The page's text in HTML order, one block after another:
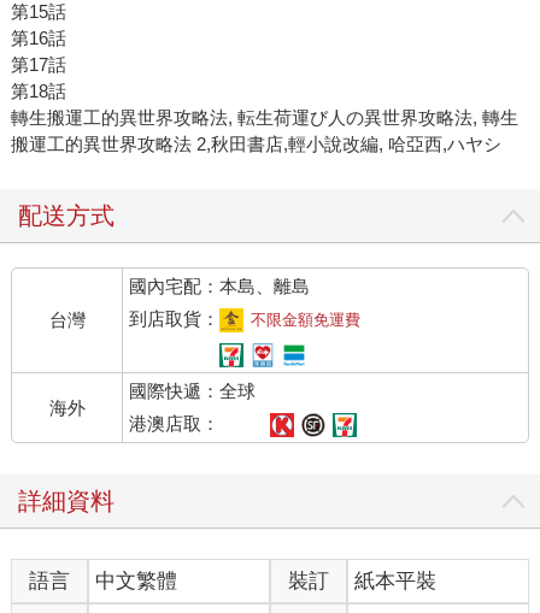
第15話
第16話
第17話
第18話
轉生搬運工的異世界攻略法, 転生荷運び人の異世界攻略法, 轉生
搬運工的異世界攻略法 2,秋田書店,輕小說改編, 哈亞西,ハヤシ
配送方式
台灣
國內宅配：本島、離島
到店取貨：
不限金額免運費
海外
國際快遞：全球
港澳店取：
詳細資料
語言 中文繁體 裝訂
紙本平裝